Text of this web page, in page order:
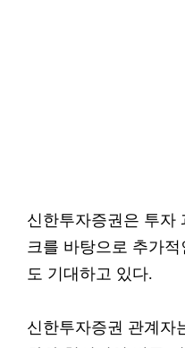
신한투자증권은 투자
크를 바탕으로 추가
도 기대하고 있다.
신한투자증권 관계자